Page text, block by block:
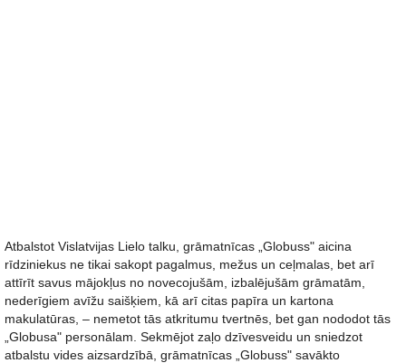
Atbalstot Vislatvijas Lielo talku, grāmatnīcas „Globuss" aicina
rīdziniekus ne tikai sakopt pagalmus, mežus un ceļmalas, bet arī
attīrīt savus mājokļus no novecojušām, izbalējušām grāmatām,
nederīgiem avīžu saišķiem, kā arī citas papīra un kartona
makulatūras, – nemetot tās atkritumu tvertnēs, bet gan nododot tās
„Globusa" personālam. Sekmējot zaļo dzīvesveidu un sniedzot
atbalstu vides aizsardzībā, grāmatnīcas „Globuss" savākto